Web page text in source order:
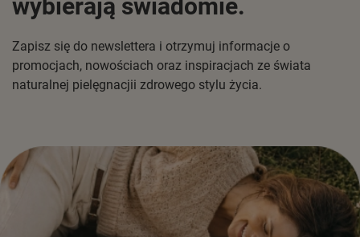
wybierają świadomie.
Zapisz się do newslettera i otrzymuj informacje o
promocjach, nowościach oraz inspiracjach ze świata
naturalnej pielęgnacjii zdrowego stylu życia.